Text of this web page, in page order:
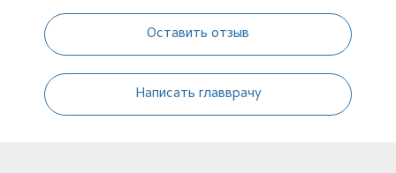
Оставить отзыв
Написать главврачу